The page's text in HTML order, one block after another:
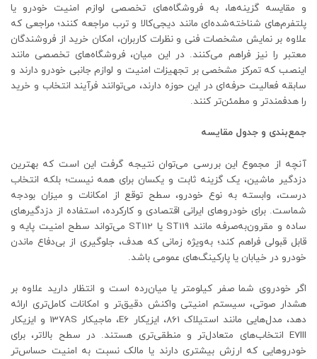
و مقایسه گزینه‌ها، به فروشگاه‌های تخصصی لوازم امنیت خودرو یا
پلتفرم‌های شناخته‌شده‌ای مانند دیجی‌کالا و ترب مراجعه کنند؛ مراجعی که
علاوه بر نمایش مشخصات فنی و نظرات کاربران، امکان خرید از فروشندگان
معتبر را نیز فراهم می‌کنند. در این میان، فروشگاه‌های تخصصی مانند
اینصب که تمرکز مشخصی بر تجهیزات امنیت و لوازم جانبی خودرو دارند و
سابقه فعالیت حرفه‌ای در این حوزه دارند، می‌توانند فرآیند انتخاب و خرید
را هدفمندتر و مطمئن‌تر کنند.
جمع‌بندی و جدول مقایسه
آنچه از مجموع این بررسی می‌توان نتیجه گرفت این است که بهترین
دزدگیر ماشین، یک گزینه ثابت و یکسان برای همه نیست؛ بلکه انتخاب
درست، وابسته به نوع خودرو، سطح توقع از امکانات و میزان بودجه
شماست. برای خودروهای ایرانی اقتصادی و کارکرده، استفاده از دزدگیرهای
ساده و مقرون‌به‌صرفه مانند ST119 یا ST112 می‌تواند سطح امنیت پایه و
قابل قبولی فراهم کند؛ به‌ویژه زمانی که هدف، جلوگیری از بی‌دفاع ماندن
خودرو در خیابان یا پارکینگ‌های عمومی باشد.
اگر خودروی شما صفر کیلومتر یا میان‌رده است و انتظار دارید علاوه بر
هشدار صوتی، سیستم امنیتی واکنش دقیق‌تر و امکانات کامل‌تری ارائه
دهد، مدل‌هایی مانند استیلاک 861، ایزیکار E6، ماجیکار 137AS و ایزیکار
E7III انتخاب‌های متعادل‌تر و منطقی‌تری هستند. در سطح بالاتر، برای
خودروهایی که ارزش بیشتری دارند یا مالک نسبت به امنیت حساس‌تر